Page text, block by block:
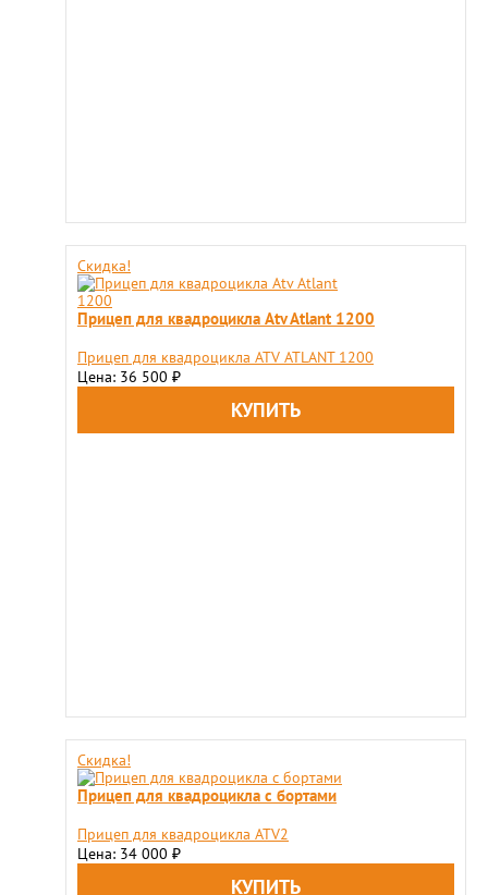
Скидка!
Прицеп для квадроцикла Atv Atlant 1200
Прицеп для квадроцикла ATV ATLANT 1200
Цена: 36 500 ₽
Скидка!
Прицеп для квадроцикла с бортами
Прицеп для квадроцикла ATV2
Цена: 34 000 ₽